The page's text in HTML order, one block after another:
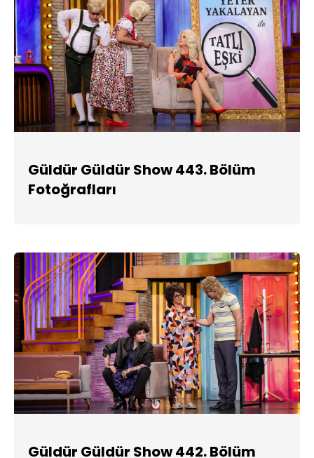
Güldür Güldür Show 443. Bölüm
Fotoğrafları
Güldür Güldür Show 442. Bölüm